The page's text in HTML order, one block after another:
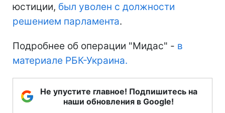
юстиции, был уволен с должности
решением парламента.
Подробнее об операции "Мидас" - в
материале РБК-Украина.
Не упустите главное! Подпишитесь на
наши обновления в Google!